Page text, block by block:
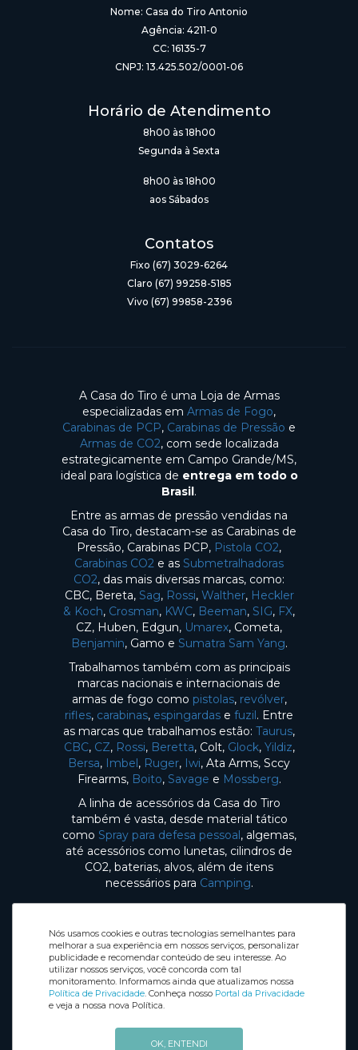
Nós usamos cookies e outras tecnologias semelhantes para
melhorar a sua experiência em nossos serviços, personalizar
publicidade e recomendar conteúdo de seu interesse. Ao
utilizar nossos serviços, você concorda com tal
monitoramento. Informamos ainda que atualizamos nossa
Política de Privacidade. Conheça nosso Portal da Privacidade
e veja a nossa nova Política.
OK, ENTENDI
Nome: Casa do Tiro Antonio
Agência: 4211-0
CC: 16135-7
CNPJ: 13.425.502/0001-06
Horário de Atendimento
8h00 às 18h00
Segunda à Sexta
8h00 às 18h00
aos Sábados
Contatos
Fixo (67) 3029-6264
Claro (67) 99258-5185
Vivo (67) 99858-2396
A Casa do Tiro é uma Loja de Armas
especializadas em Armas de Fogo,
Carabinas de PCP, Carabinas de Pressão e
Armas de CO2, com sede localizada
estrategicamente em Campo Grande/MS,
ideal para logística de entrega em todo o
Brasil.
Entre as armas de pressão vendidas na
Casa do Tiro, destacam-se as Carabinas de
Pressão, Carabinas PCP, Pistola CO2,
Carabinas CO2 e as Submetralhadoras
CO2, das mais diversas marcas, como:
CBC, Bereta, Sag, Rossi, Walther, Heckler
& Koch, Crosman, KWC, Beeman, SIG, FX,
CZ, Huben, Edgun, Umarex, Cometa,
Benjamin, Gamo e Sumatra Sam Yang.
Trabalhamos também com as principais
marcas nacionais e internacionais de
armas de fogo como pistolas, revólver,
rifles, carabinas, espingardas e fuzil. Entre
as marcas que trabalhamos estão: Taurus,
CBC, CZ, Rossi, Beretta, Colt, Glock, Yildiz,
Bersa, Imbel, Ruger, Iwi, Ata Arms, Sccy
Firearms, Boito, Savage e Mossberg.
A linha de acessórios da Casa do Tiro
também é vasta, desde material tático
como Spray para defesa pessoal, algemas,
até acessórios como lunetas, cilindros de
CO2, baterias, alvos, além de itens
necessários para Camping.
Selos de Segurança Redes sociais